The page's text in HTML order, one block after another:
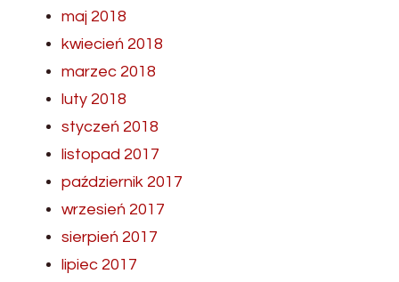
maj 2018
kwiecień 2018
marzec 2018
luty 2018
styczeń 2018
listopad 2017
październik 2017
wrzesień 2017
sierpień 2017
lipiec 2017